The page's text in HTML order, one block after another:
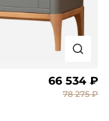
66 534 ₽
78 275 ₽